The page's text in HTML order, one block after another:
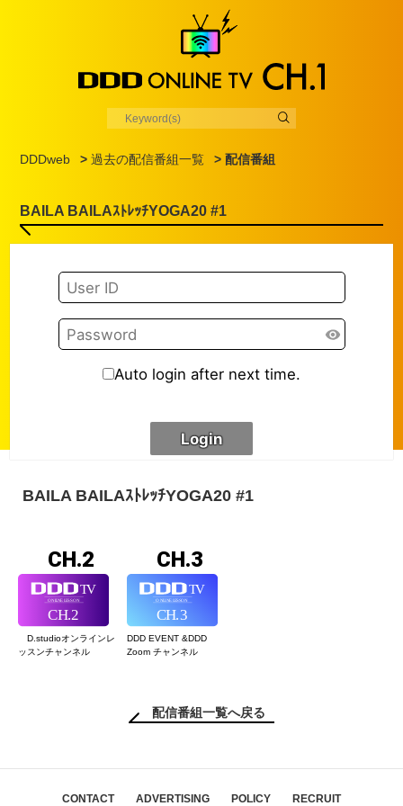
DDDweb >過去の配信番組一覧 > 配信番組
BAILA BAILAｽﾄﾚｯﾁYOGA20 #1
BAILA BAILAｽﾄﾚｯﾁYOGA20 #1
CH.2
D.studioオンラインレ
ッスンチャンネル
CH.3
DDD EVENT &DDD
Zoom チャンネル
配信番組一覧へ戻る
CONTACT ADVERTISING POLICY RECRUIT